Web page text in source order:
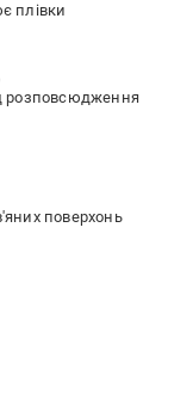
плівки
розповсюдження
поверхонь